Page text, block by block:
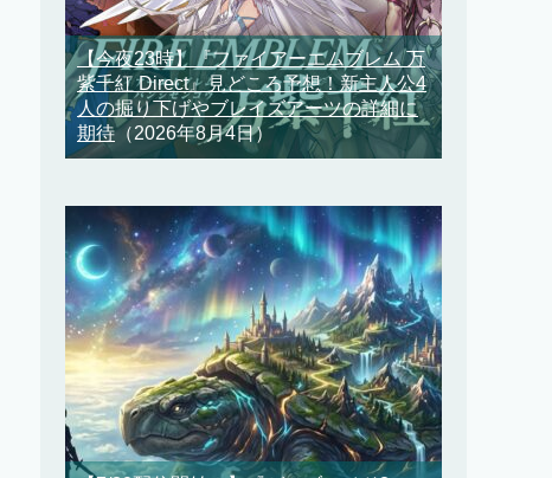
【今夜23時】『ファイアーエムブレム 万
紫千紅 Direct』見どころ予想！新主人公4
人の掘り下げやブレイズアーツの詳細に
期待（2026年8月4日）